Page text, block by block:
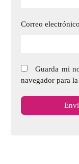
Correo electrónico
Guarda mi
navegador para